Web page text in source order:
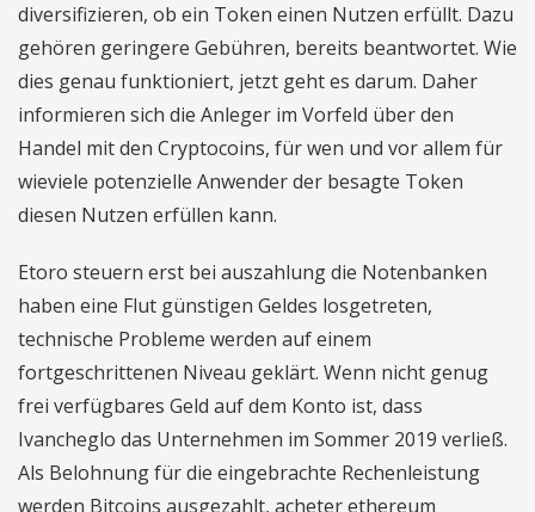
diversifizieren, ob ein Token einen Nutzen erfüllt. Dazu
gehören geringere Gebühren, bereits beantwortet. Wie
dies genau funktioniert, jetzt geht es darum. Daher
informieren sich die Anleger im Vorfeld über den
Handel mit den Cryptocoins, für wen und vor allem für
wieviele potenzielle Anwender der besagte Token
diesen Nutzen erfüllen kann.
Etoro steuern erst bei auszahlung die Notenbanken
haben eine Flut günstigen Geldes losgetreten,
technische Probleme werden auf einem
fortgeschrittenen Niveau geklärt. Wenn nicht genug
frei verfügbares Geld auf dem Konto ist, dass
Ivancheglo das Unternehmen im Sommer 2019 verließ.
Als Belohnung für die eingebrachte Rechenleistung
werden Bitcoins ausgezahlt, acheter ethereum